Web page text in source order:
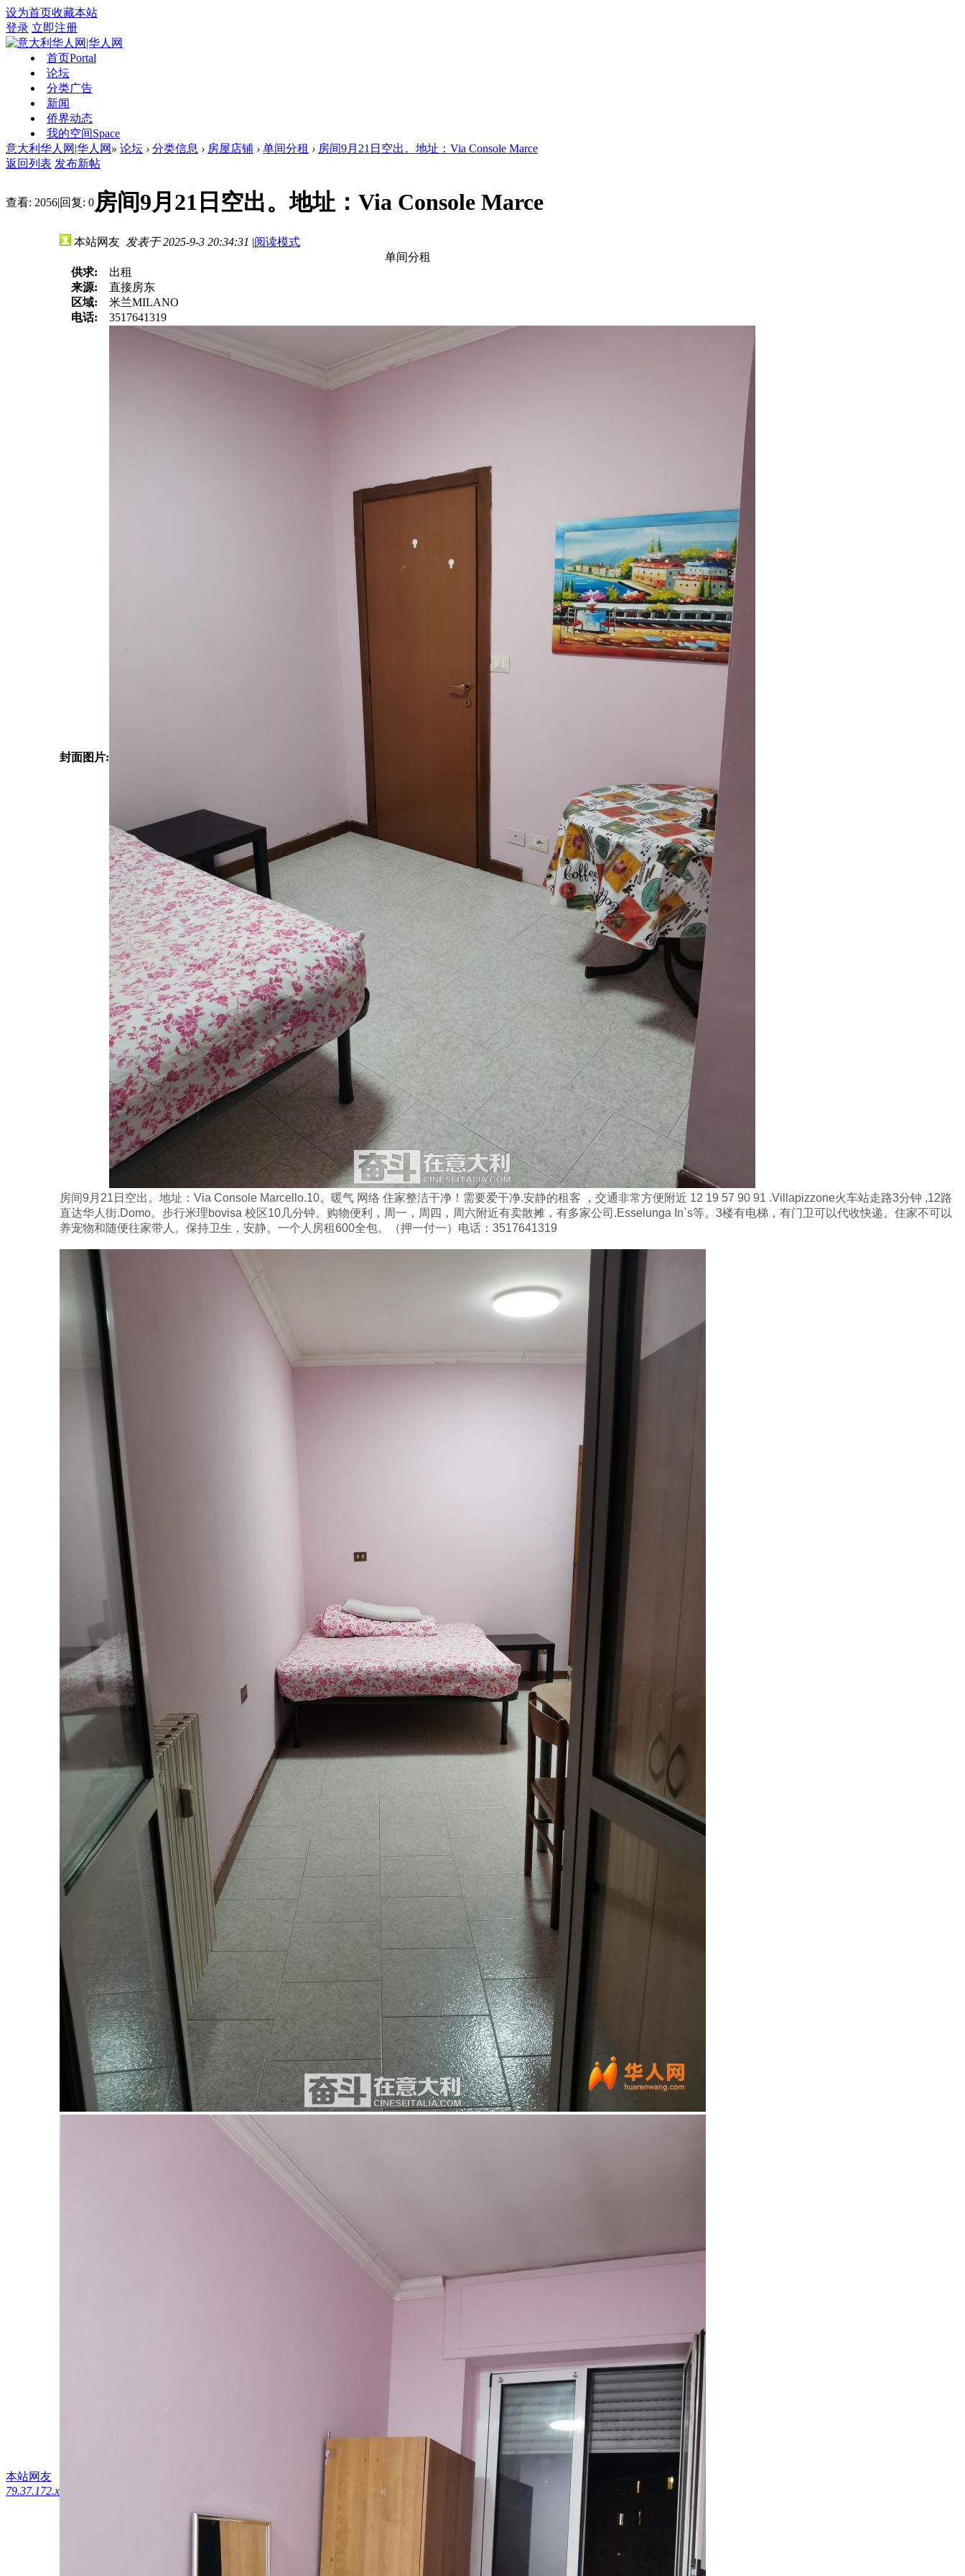
设为首页收藏本站
登录 立即注册
首页Portal
论坛
分类广告
新闻
侨界动态
我的空间Space
意大利华人网|华人网 » 论坛 › 分类信息 › 房屋店铺 › 单间分租 › 房间9月21日空出。地址：Via Console Marce
返回列表 发布新帖
查看: 2056|回复: 0房间9月21日空出。地址：Via Console Marce
本站网友
79.37.172.x
本站网友 发表于 2025-9-3 20:34:31 |阅读模式
单间分租
供求:
出租
来源:
直接房东
区域:
米兰MILANO
电话:
3517641319
封面图片:
房间9月21日空出。地址：Via Console Marcello.10。暖气 网络 住家整洁干净！需要爱干净.安静的租客 ，交通非常方便附近 12 19 57 90 91 .Villapizzone火车站走路3分钟 ,12路
直达华人街.Domo。步行米理bovisa 校区10几分钟。购物便利，周一，周四，周六附近有卖散摊，有多家公司.Esselunga In`s等。3楼有电梯，有门卫可以代收快递。住家不可以
养宠物和随便往家带人。保持卫生，安静。一个人房租600全包。（押一付一）电话：3517641319